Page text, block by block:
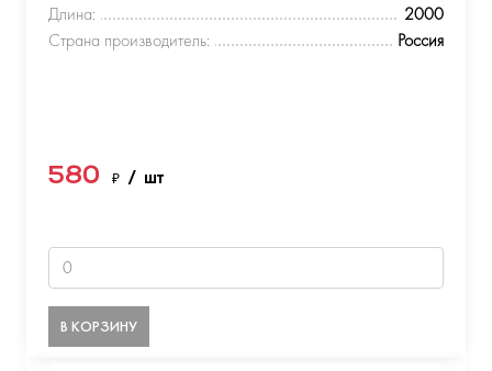
Длина:
2000
Страна производитель:
Россия
580 ₽ / шт
В КОРЗИНУ